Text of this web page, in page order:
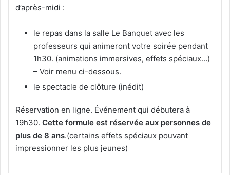
d’après-midi :
le repas dans la salle Le Banquet avec les
professeurs qui animeront votre soirée pendant
1h30. (animations immersives, effets spéciaux…)
– Voir menu ci-dessous.
le spectacle de clôture (inédit)
Réservation en ligne. Événement qui débutera à
19h30. Cette formule est réservée aux personnes de
plus de 8 ans.(certains effets spéciaux pouvant
impressionner les plus jeunes)